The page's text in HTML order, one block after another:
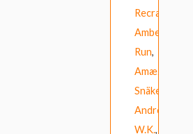
Recraft
Amber
Run,
Amæzing
Snäkes
Andrew
W.K.,